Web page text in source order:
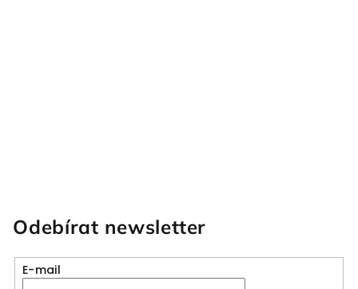
Odebírat newsletter
E-mail